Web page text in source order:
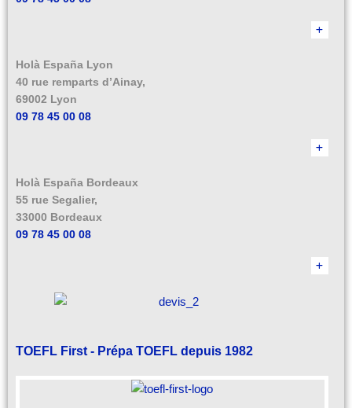
Holà España Lyon
40 rue remparts d’Ainay,
69002 Lyon
09 78 45 00 08
Holà España Bordeaux
55 rue Segalier,
33000 Bordeaux
09 78 45 00 08
TOEFL First - Prépa TOEFL depuis 1982